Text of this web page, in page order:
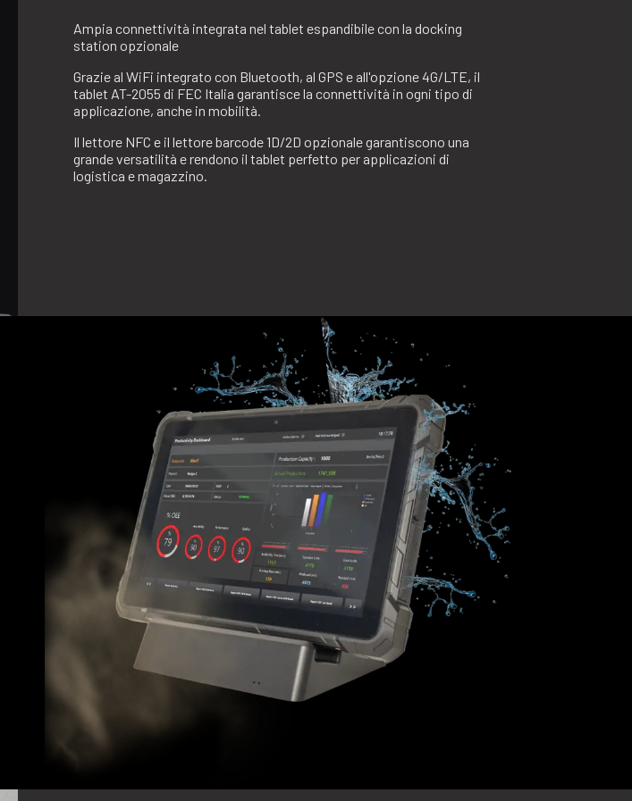
Ampia connettività integrata nel tablet espandibile con la docking
station opzionale
Grazie al WiFi integrato con Bluetooth, al GPS e all'opzione 4G/LTE, il
tablet AT-2055 di FEC Italia garantisce la connettività in ogni tipo di
applicazione, anche in mobilità.
Il lettore NFC e il lettore barcode 1D/2D opzionale garantiscono una
grande versatilità e rendono il tablet perfetto per applicazioni di
logistica e magazzino.